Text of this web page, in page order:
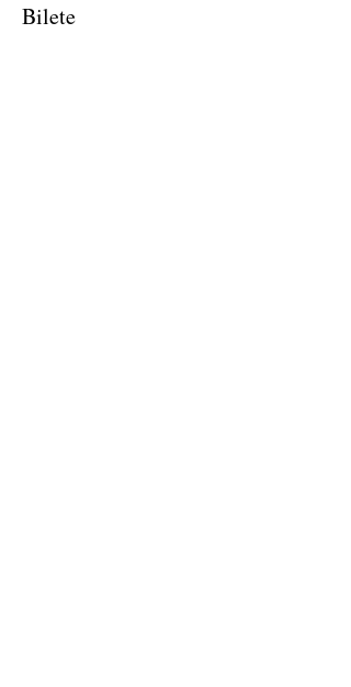
Bilete